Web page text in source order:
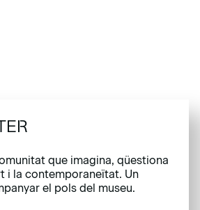
que imagina, qüestiona
i la contemporaneïtat. Un
el pols del museu.